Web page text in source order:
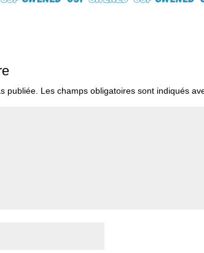
publiée. Les champs obligatoires sont indiqués